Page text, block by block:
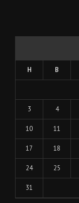
H B
3 4
10 11
17 18
24 25
31